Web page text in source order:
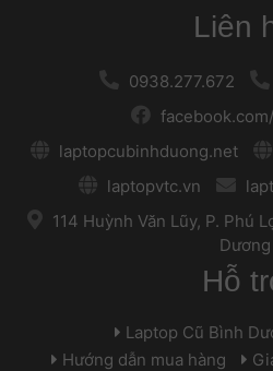
Liên
0938.277.672
laptopcubinhduong.net
laptopvtc.vn
114 Huỳnh Văn Lũy, P. Phú
Dương
Hỗ
Laptop Cũ Bình
Hướng dẫn mua hàng